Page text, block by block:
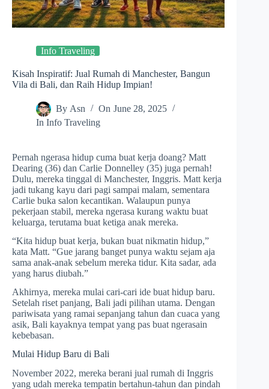
Info Traveling
Kisah Inspiratif: Jual Rumah di Manchester, Bangun
Vila di Bali, dan Raih Hidup Impian!
By Asn On June 28, 2025
In Info Traveling
Pernah ngerasa hidup cuma buat kerja doang? Matt
Dearing (36) dan Carlie Donnelley (35) juga pernah!
Dulu, mereka tinggal di Manchester, Inggris. Matt kerja
jadi tukang kayu dari pagi sampai malam, sementara
Carlie buka salon kecantikan. Walaupun punya
pekerjaan stabil, mereka ngerasa kurang waktu buat
keluarga, terutama buat ketiga anak mereka.
“Kita hidup buat kerja, bukan buat nikmatin hidup,”
kata Matt. “Gue jarang banget punya waktu sejam aja
sama anak-anak sebelum mereka tidur. Kita sadar, ada
yang harus diubah.”
Akhirnya, mereka mulai cari-cari ide buat hidup baru.
Setelah riset panjang, Bali jadi pilihan utama. Dengan
pariwisata yang ramai sepanjang tahun dan cuaca yang
asik, Bali kayaknya tempat yang pas buat ngerasain
kebebasan.
Mulai Hidup Baru di Bali
November 2022, mereka berani jual rumah di Inggris
yang udah mereka tempatin bertahun-tahun dan pindah